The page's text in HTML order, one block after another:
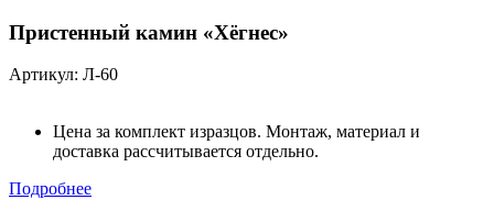
Пристенный камин «Хёгнес»
Артикул: Л-60
Цена за комплект изразцов. Монтаж, материал и
доставка рассчитывается отдельно.
Подробнее